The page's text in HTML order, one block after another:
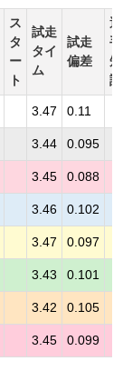
ス
タ
ー
ト
試走
タイ
ム
試走
偏差
選
手
短
評
3.47 0.11
3.44 0.095
3.45 0.088
3.46 0.102
3.47 0.097
3.43 0.101
3.42 0.105
3.45 0.099